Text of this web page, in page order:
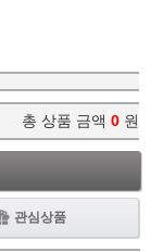
총 상품 금액 0 원
관심상품